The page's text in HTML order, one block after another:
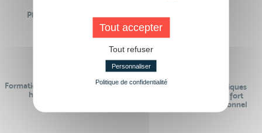
Plus de 50 formations
Des intervenants
Formations réalisables pendant ou
hors temps de travail
Des contenus pédagogiques
« de pointe » et en lien fort
avec le monde professionnel
Tout accepter
Tout refuser
Personnaliser
Politique de confidentialité